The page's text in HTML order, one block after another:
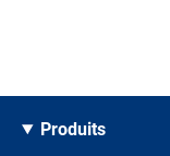
Produits